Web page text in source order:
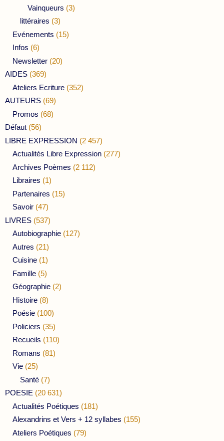
Vainqueurs (3)
littéraires (3)
Evénements (15)
Infos (6)
Newsletter (20)
AIDES (369)
Ateliers Ecriture (352)
AUTEURS (69)
Promos (68)
Défaut (56)
LIBRE EXPRESSION (2 457)
Actualités Libre Expression (277)
Archives Poèmes (2 112)
Libraires (1)
Partenaires (15)
Savoir (47)
LIVRES (537)
Autobiographie (127)
Autres (21)
Cuisine (1)
Famille (5)
Géographie (2)
Histoire (8)
Poésie (100)
Policiers (35)
Recueils (110)
Romans (81)
Vie (25)
Santé (7)
POESIE (20 631)
Actualités Poétiques (181)
Alexandrins et Vers + 12 syllabes (155)
Ateliers Poétiques (79)